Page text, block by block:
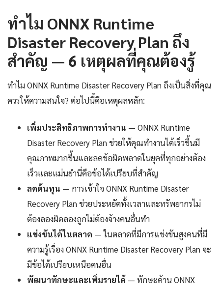
ทำไม ONNX Runtime
Disaster Recovery Plan ถึง
สำคัญ — 6 เหตุผลที่คุณต้องรู้
ทำไม ONNX Runtime Disaster Recovery Plan ถึงเป็นสิ่งที่คุณ
ควรให้ความสนใจ? ต่อไปนี้คือเหตุผลหลัก:
เพิ่มประสิทธิภาพการทำงาน — ONNX Runtime
Disaster Recovery Plan ช่วยให้คุณทำงานได้เร็วขึ้นมี
คุณภาพมากขึ้นและลดข้อผิดพลาดในยุคที่ทุกอย่างต้อง
เร็วและแม่นยำนี่คือข้อได้เปรียบที่สำคัญ
ลดต้นทุน — การเข้าใจ ONNX Runtime Disaster
Recovery Plan ช่วยประหยัดทั้งเวลาและทรัพยากรไม่
ต้องลองผิดลองถูกไม่ต้องจ้างคนอื่นทำ
แข่งขันได้ในตลาด — ในตลาดที่มีการแข่งขันสูงคนที่มี
ความรู้เรื่อง ONNX Runtime Disaster Recovery Plan จะ
มีข้อได้เปรียบเหนือคนอื่น
พัฒนาทักษะและเพิ่มรายได้ — ทักษะด้าน ONNX